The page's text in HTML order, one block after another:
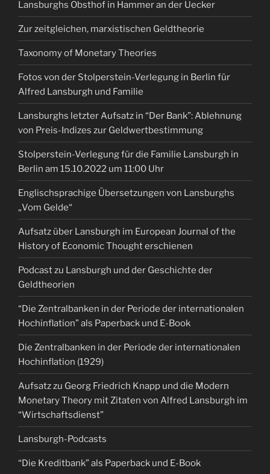
Lansburghs Obsthof in Hammer an der Uecker
Zur zeitgleichen, marxistischen Geldtheorie
Taxonomy of Monetary Theories
Fotos von der Stolperstein-Verlegung in Berlin für
Alfred Lansburgh und Familie
Lansburghs letzter Aufsatz in “Der Bank”: Ablehnung
von Preis-Indizes zur Geldwertbestimmung
Stolperstein-Verlegung für die Familie Lansburgh in
Berlin am 15.10.2022 um 11:00 Uhr
Englischsprachige Übersetzungen von Lansburghs
„Vom Gelde“
Aufsatz über Lansburgh im European Journal of the
History of Economic Thought erschienen
Podcast zu Lansburgh und der Geschichte der
Geldtheorien
“Die Zentralbanken in der Periode der internationalen
Hochinflation” als Paperback und E-Book
Die Zentralbanken in der Periode der internationalen
Hochinflation (1929)
Aufsatz zu Georg Friedrich Knapp und die Modern
Monetary Theory mit Zitaten von Alfred Lansburgh im
“Wirtschaftsdienst”
Lansburgh-Podcasts
“Die Kreditbank” als Paperback und E-Book